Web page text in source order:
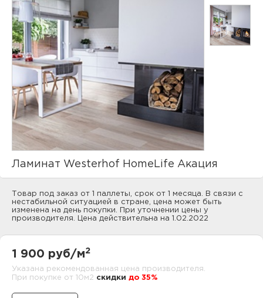
Ламинат Westerhof HomeLife Акация
Товар под заказ от 1 паллеты, срок от 1 месяца. В связи с
нестабильной ситуацией в стране, цена может быть
изменена на день покупки. При уточнении цены у
производителя. Цена действительна на 1.02.2022
1 900 руб/м2
Указана рекомендованная цена производителя.
При покупке от 10м2 cкидки до 35%